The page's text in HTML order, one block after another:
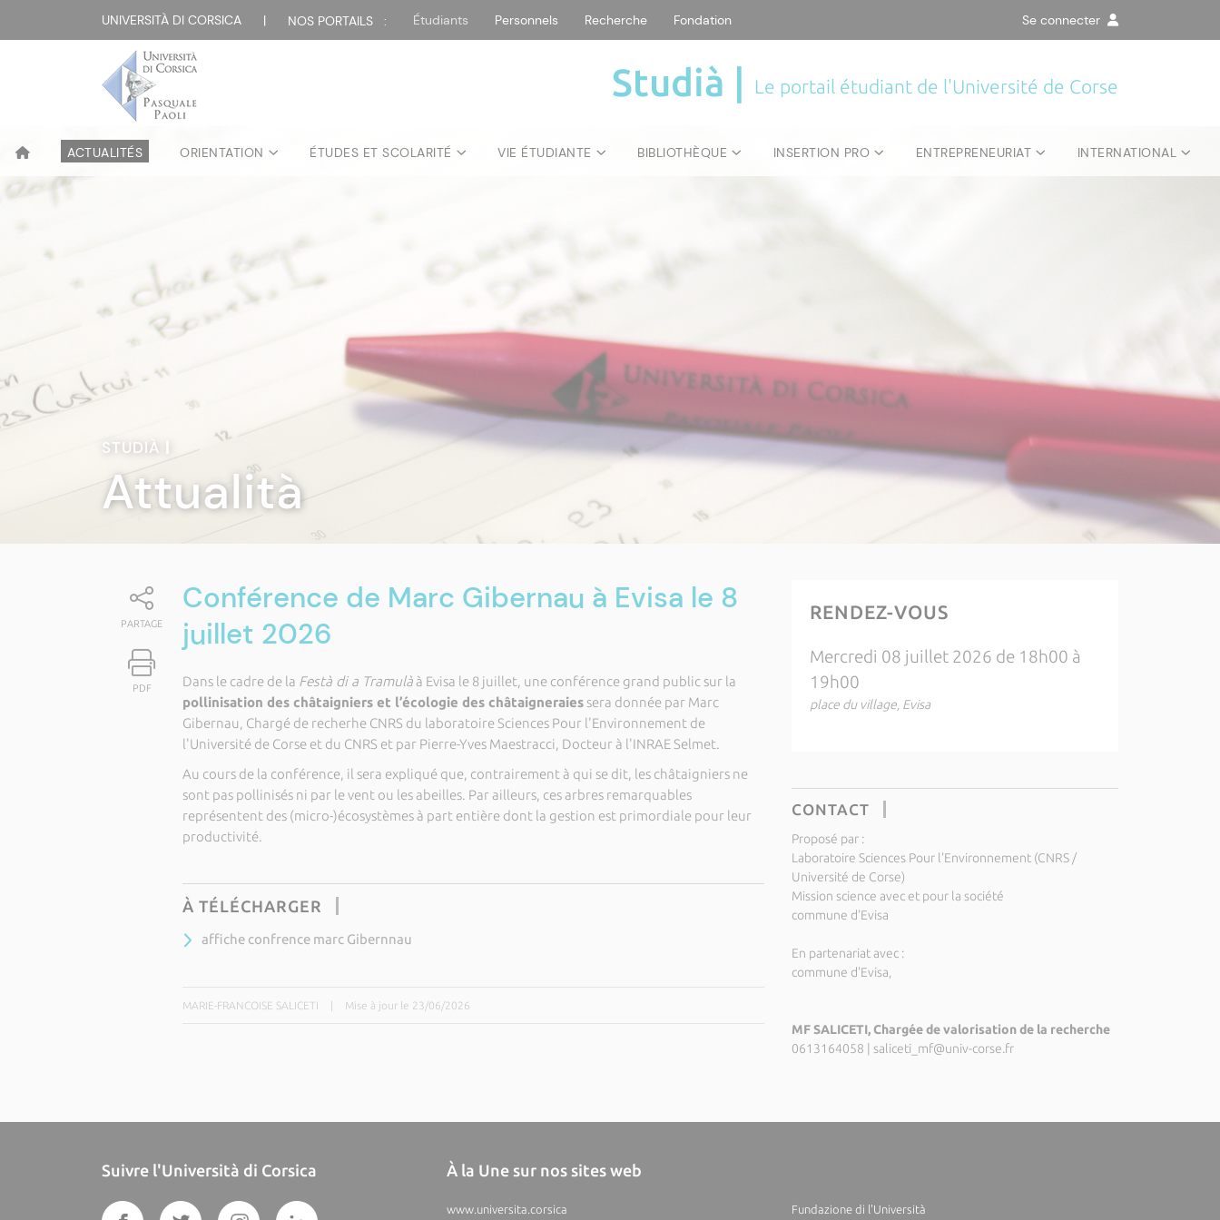
UNIVERSITÀ DI CORSICA | NOS PORTAILS : Étudiants Personnels Recherche Fondation Se connecter
Studià | Le portail étudiant de l'Université de Corse
ACTUALITÉS ORIENTATION ÉTUDES ET SCOLARITÉ VIE ÉTUDIANTE BIBLIOTHÈQUE INSERTION PRO ENTREPRENEURIAT INTERNATIONAL
STUDIÀ
Attualità
PARTAGE
PDF
Conférence de Marc Gibernau à Evisa le 8
juillet 2026
Dans le cadre de la Festà di a Tramulàà Evisa le 8 juillet, une conférence grand public sur la
pollinisation des châtaigniers et l’écologie des châtaigneraiessera donnée par Marc
Gibernau, Chargé de recherhe CNRS du laboratoire Sciences Pour l'Environnement de
l'Université de Corse et du CNRS et par Pierre-Yves Maestracci, Docteur à l'INRAE Selmet.
Au cours de la conférence, il sera expliqué que, contrairement à qui se dit, les châtaigniers ne
sont pas pollinisés ni par le vent ou les abeilles. Par ailleurs, ces arbres remarquables
représentent des (micro-)écosystèmes à part entière dont la gestion est primordiale pour leur
productivité.
À TÉLÉCHARGER
affiche confrence marc Gibernnau
MARIE-FRANCOISE SALICETI Mise à jour le 23/06/2026
RENDEZ-VOUS
Mercredi 08 juillet 2026 de 18h00 à
19h00
place du village, Evisa
CONTACT
Proposé par :
Laboratoire Sciences Pour l'Environnement (CNRS /
Université de Corse)
Mission science avec et pour la société
commune d'Evisa
En partenariat avec :
commune d'Evisa,
MF SALICETI, Chargée de valorisation de la recherche
0613164058
saliceti_mf@univ-corse.fr
Suivre l'Università di Corsica À la Une sur nos sites web
www.universita.corsica Fundazione di l'Università